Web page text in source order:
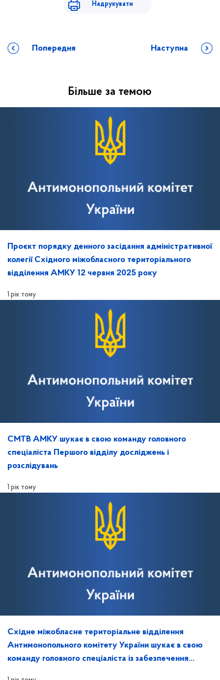
Надрукувати
Попередня Наступна
Більше за темою
Проєкт порядку денного засідання адміністративної
колегії Східного міжобласного територіального
відділення АМКУ 12 червня 2025 року
1 рік тому
СМТВ АМКУ шукає в свою команду головного
спеціаліста Першого відділу досліджень і
розслідувань
1 рік тому
Східне міжобласне територіальне відділення
Антимонопольного комітету України шукає в свою
команду головного спеціаліста із забезпечення